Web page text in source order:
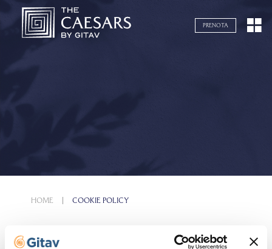
Navigazione servizi
PRENOTA
HOME COOKIE POLICY